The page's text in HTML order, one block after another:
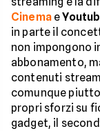
Cinemae
in parte il
non impongono
abbonamento,
contenuti
comunque
propri sforzi su
gadget, il